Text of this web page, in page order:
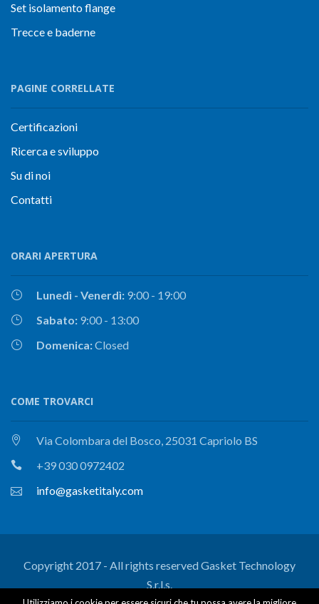
Set isolamento flange
Trecce e baderne
PAGINE CORRELLATE
Certificazioni
Ricerca e sviluppo
Su di noi
Contatti
ORARI APERTURA
Lunedì - Venerdì: 9:00 - 19:00
Sabato: 9:00 - 13:00
Domenica:Closed
COME TROVARCI
Via Colombara del Bosco, 25031 Capriolo BS
+39 030 0972402
info@gasketitaly.com
Copyright 2017 - All rights reserved Gasket Technology
S.r.l.s.